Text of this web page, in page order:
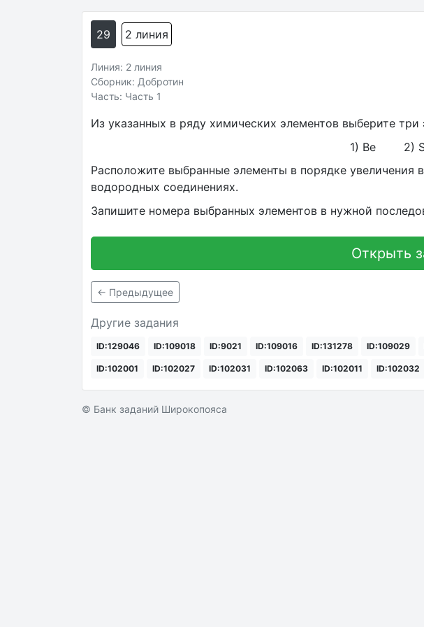
29 2 линия
Линия: 2 линия
Сборник: Добротин
Часть: Часть 1
Из указанных в ряду химических элементов выберите три
1) Be
Расположите выбранные элементы в порядке увеличения
водородных соединениях.
Запишите номера выбранных элементов в нужной
Открыть
← Предыдущее
Другие задания
ID:129046 ID:109018 ID:9021 ID:109016 ID:131278 ID:109029
ID:102001 ID:102027 ID:102031 ID:102063 ID:102011 ID:102032
© Банк заданий Широкопояса